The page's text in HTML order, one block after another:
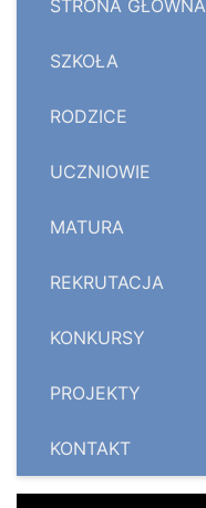
STRONA GŁÓWNA
SZKOŁA
RODZICE
UCZNIOWIE
MATURA
REKRUTACJA
KONKURSY
PROJEKTY
KONTAKT